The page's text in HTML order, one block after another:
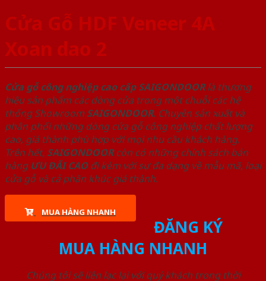
Cửa Gỗ HDF Veneer 4A
Xoan dao 2
Cửa gỗ công nghiệp cao cấp SAIGONDOORlà thương
hiệu sản phẩm các dòng cửa trong một chuỗi các hệ
thống Showroom SAIGONDOOR. Chuyên sản xuất và
phân phối những dòng cửa gỗ công nghiệp chất lượng
cao, giá thành phù hợp với mọi nhu cầu khách hàng.
Trên hết, SAIGONDOORcòn có những chính sách bán
hàng ƯU ĐÃI CAOđi kèm với sự đa dạng về mẫu mã, loại
cửa gỗ và cả phân khúc giá thành.
MUA HÀNG NHANH
ĐĂNG KÝ
MUA HÀNG NHANH
Chúng tôi sẽ liên lạc lại với quý khách trong thời